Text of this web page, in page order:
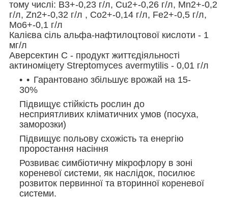
тому числі: B3+-0,23 г/л, Cu2+-0,26 г/л, Mn2+-0,2
г/л, Zn2+-0,32 г/л , Co2+-0,14 г/л, Fe2+-0,5 г/л,
Mo6+-0,1 г/л
Калієва сіль альфа-нафтилоцтової кислоти - 1
мг/л
Аверсектин С - продукт життєдіяльності
актиноміцету Streptomyces avermytilis - 0,01 г/л
Гарантовано збільшує врожай на 15-
30%
Підвищує стійкість рослин до
несприятливих кліматичних умов (посуха,
заморозки)
Підвищує польову схожість та енергію
проростання насіння
Розвиває симбіотичну мікрофлору в зоні
кореневої системи, як наслідок, посилює
розвиток первинної та вторинної кореневої
системи.